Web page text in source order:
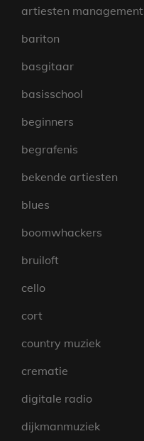
artiesten management
bariton
basgitaar
basisschool
beginners
begrafenis
bekende artiesten
blues
boomwhackers
bruiloft
cello
cort
country muziek
crematie
digitale radio
dijkmanmuziek